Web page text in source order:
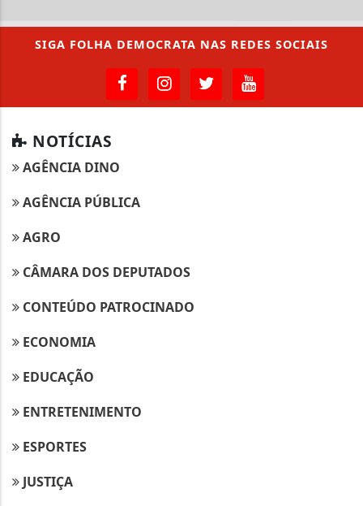
SIGA FOLHA DEMOCRATA NAS REDES SOCIAIS
NOTÍCIAS
AGÊNCIA DINO
AGÊNCIA PÚBLICA
AGRO
CÂMARA DOS DEPUTADOS
CONTEÚDO PATROCINADO
ECONOMIA
EDUCAÇÃO
ENTRETENIMENTO
ESPORTES
JUSTIÇA